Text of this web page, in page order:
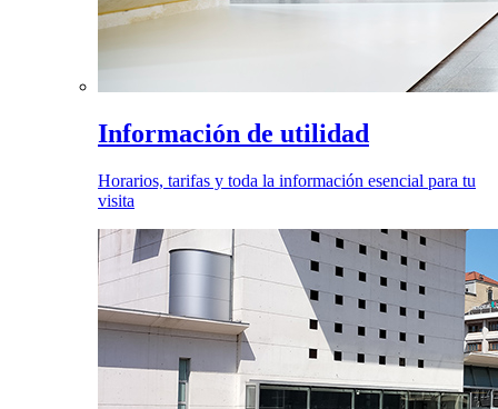
Información de utilidad
Horarios, tarifas y toda la información esencial para tu
visita